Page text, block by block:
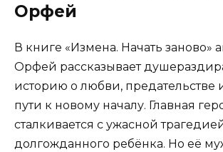
Орфей
В книге «Измена. Начать заново»
Орфей рассказывает
историю о любви, предательстве
пути к новому началу. Главная
сталкивается с ужасной
долгожданного ребёнка. Но её